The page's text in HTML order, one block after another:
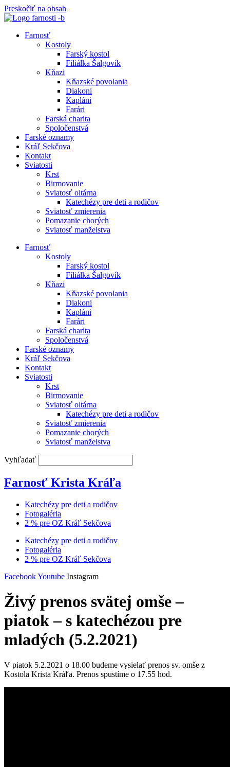
Preskočiť na obsah
Farnosť
Kostoly
Farský kostol
Filiálka Šalgovík
Kňazi
Kňazské povolania
Diakoni
Kapláni
Farári
Farská charita
Spoločenstvá
Farské oznamy
Kráľ Sekčova
Kontakt
Sviatosti
Krst
Birmovanie
Sviatosť oltárna
Katechézy pre deti a rodičov
Sviatosť zmierenia
Pomazanie chorých
Sviatosť manželstva
Farnosť
Kostoly
Farský kostol
Filiálka Šalgovík
Kňazi
Kňazské povolania
Diakoni
Kapláni
Farári
Farská charita
Spoločenstvá
Farské oznamy
Kráľ Sekčova
Kontakt
Sviatosti
Krst
Birmovanie
Sviatosť oltárna
Katechézy pre deti a rodičov
Sviatosť zmierenia
Pomazanie chorých
Sviatosť manželstva
Vyhľadať
Farnosť Krista Kráľa
Katechézy pre deti a rodičov
Fotogaléria
2 % pre OZ Kráľ Sekčova
Katechézy pre deti a rodičov
Fotogaléria
2 % pre OZ Kráľ Sekčova
FacebookYoutube Instagram
Živý prenos svätej omše –
piatok – s katechézou pre
mladých (5.2.2021)
V piatok 5.2.2021 o 18.00 budeme vysielať prenos sv. omše z
Kostola Krista Kráľa. Prenos spustíme o 17.55 hod.